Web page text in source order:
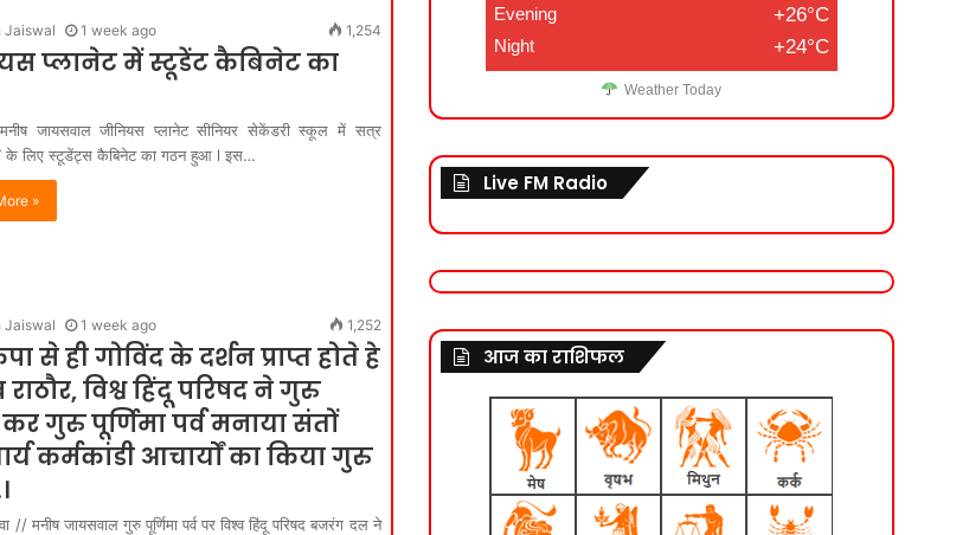
Jaiswal 1 week ago 1,254
प्लानेट में स्टूडेंट कैबिनेट का
जायसवाल जीनियस प्लानेट सीनियर सेकेंडरी स्कूल में सत्र
लिए स्टूडेंट्स कैबिनेट का गठन हुआ l इस…
»
Jaiswal 1 week ago 1,252
से ही गोविंद के दर्शन प्राप्त होते हे
राठौर, विश्व हिंदू परिषद ने गुरु
गुरु पूर्णिमा पर्व मनाया संतों
कर्मकांडी आचार्यों का किया गुरु
// मनीष जायसवाल गुरु पूर्णिमा पर्व पर विश्व हिंदू परिषद बजरंग दल ने
Evening +26°C
Night +24°C
Weather Today
Live FM Radio
आज का राशिफल